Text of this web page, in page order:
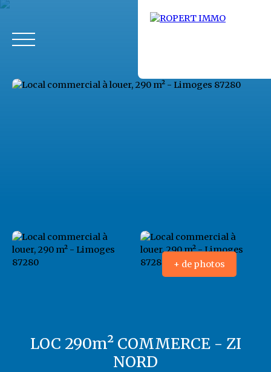
+ de photos
LOC 290m² COMMERCE - ZI
NORD